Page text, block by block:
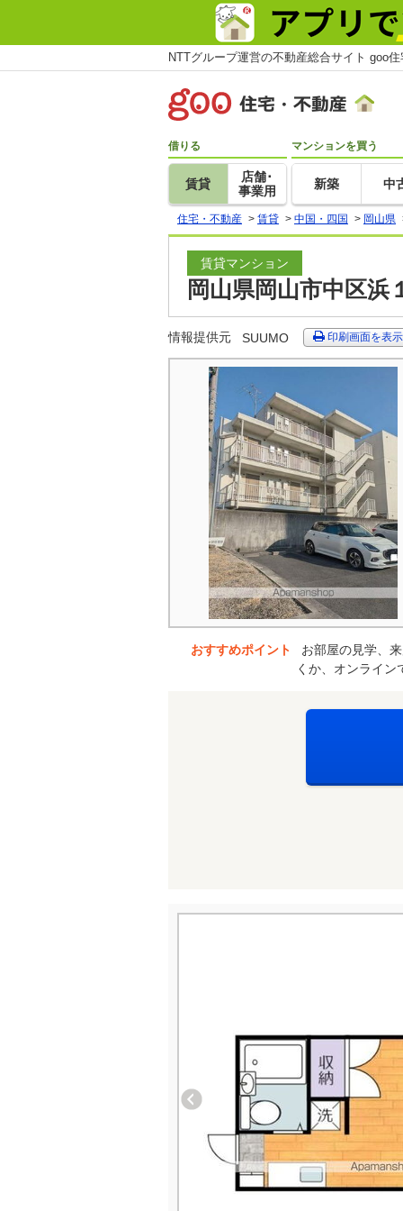
NTTグループ運営の不動産総合サイト goo
借りる
賃貸
店舗･
事業用
マンションを買う
新築 中
住宅・不動産 > 賃貸 > 中国・四国 > 岡山県
賃貸マンション
岡山県岡山市中区
情報提供元 SUUMO 印刷画面を表示
おすすめポイント
お部屋の見学、
くか、オンライ